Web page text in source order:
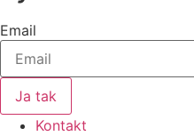
Email
Ja tak
Kontakt